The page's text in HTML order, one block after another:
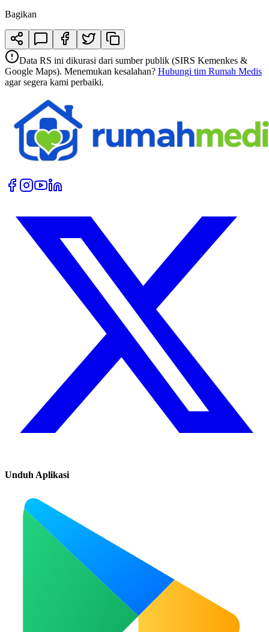
Bagikan
Data RS ini dikurasi dari sumber publik (SIRS Kemenkes &
Google Maps). Menemukan kesalahan? Hubungi tim Rumah Medis
agar segera kami perbaiki.
Unduh Aplikasi